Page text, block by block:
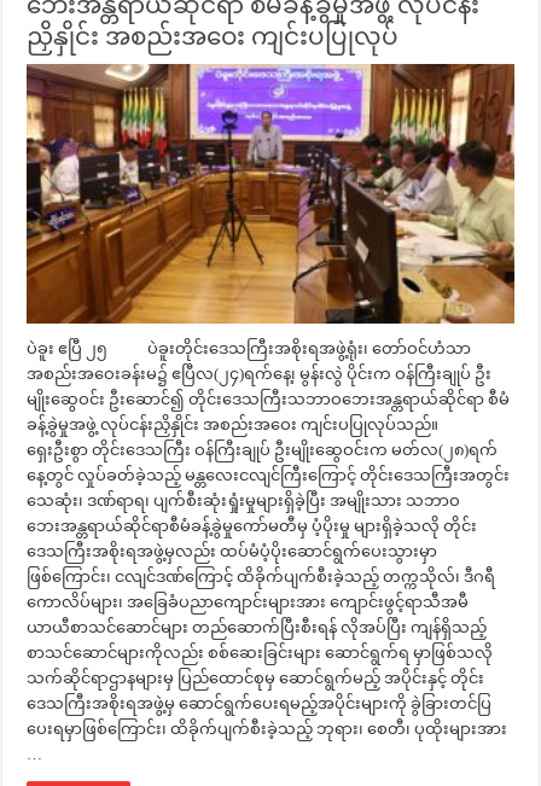
ညှိနှိုင်း အစည်းအဝေး ကျင်းပပြုလုပ်
ပဲခူး ဧပြီ ၂၅ ပဲခူးတိုင်းဒေသကြီးအစိုးရအဖွဲ့ရုံး၊ တော်ဝင်ဟံသာ
အစည်းအဝေးခန်းမ၌ ဧပြီလ(၂၄)ရက်နေ့၊ မွန်းလွဲ ပိုင်းက ဝန်ကြီးချုပ် ဦး
မျိုးဆွေဝင်း ဦးဆောင်၍ တိုင်းဒေသကြီးသဘာဝဘေးအန္တရာယ်ဆိုင်ရာ စီမံ
ခန့်ခွဲမှုအဖွဲ့ လုပ်ငန်းညှိနှိုင်း အစည်းအဝေး ကျင်းပပြုလုပ်သည်။
ရှေးဦးစွာ တိုင်းဒေသကြီး ဝန်ကြီးချုပ် ဦးမျိုးဆွေဝင်းက မတ်လ(၂၈)ရက်
နေ့တွင် လှုပ်ခတ်ခဲ့သည့် မန္တလေးငလျင်ကြီးကြောင့် တိုင်းဒေသကြီးအတွင်း
သေဆုံး၊ ဒဏ်ရာရ၊ ပျက်စီးဆုံးရှုံးမှုများရှိခဲ့ပြီး အမျိုးသား သဘာဝ
ဘေးအန္တရာယ်ဆိုင်ရာစီမံခန့်ခွဲမှုကော်မတီမှ ပံ့ပိုးမှု များရှိခဲ့သလို တိုင်း
ဒေသကြီးအစိုးရအဖွဲ့မှလည်း ထပ်မံပံ့ပိုးဆောင်ရွက်ပေးသွားမှာ
ဖြစ်ကြောင်း၊ ငလျင်ဒဏ်ကြောင့် ထိခိုက်ပျက်စီးခဲ့သည့် တက္ကသိုလ်၊ ဒီဂရီ
ကောလိပ်များ၊ အခြေခံပညာကျောင်းများအား ကျောင်းဖွင့်ရာသီအမီ
ယာယီစာသင်ဆောင်များ တည်ဆောက်ပြီးစီးရန် လိုအပ်ပြီး ကျန်ရှိသည့်
စာသင်ဆောင်များကိုလည်း စစ်ဆေးခြင်းများ ဆောင်ရွက်ရ မှာဖြစ်သလို
သက်ဆိုင်ရာဌာနများမှ ပြည်ထောင်စုမှ ဆောင်ရွက်မည့် အပိုင်းနှင့် တိုင်း
ဒေသကြီးအစိုးရအဖွဲ့မှ ဆောင်ရွက်ပေးရမည့်အပိုင်းများကို ခွဲခြားတင်ပြ
ပေးရမှာဖြစ်ကြောင်း၊ ထိခိုက်ပျက်စီးခဲ့သည့် ဘုရား၊ စေတီ၊ ပုထိုးများအား